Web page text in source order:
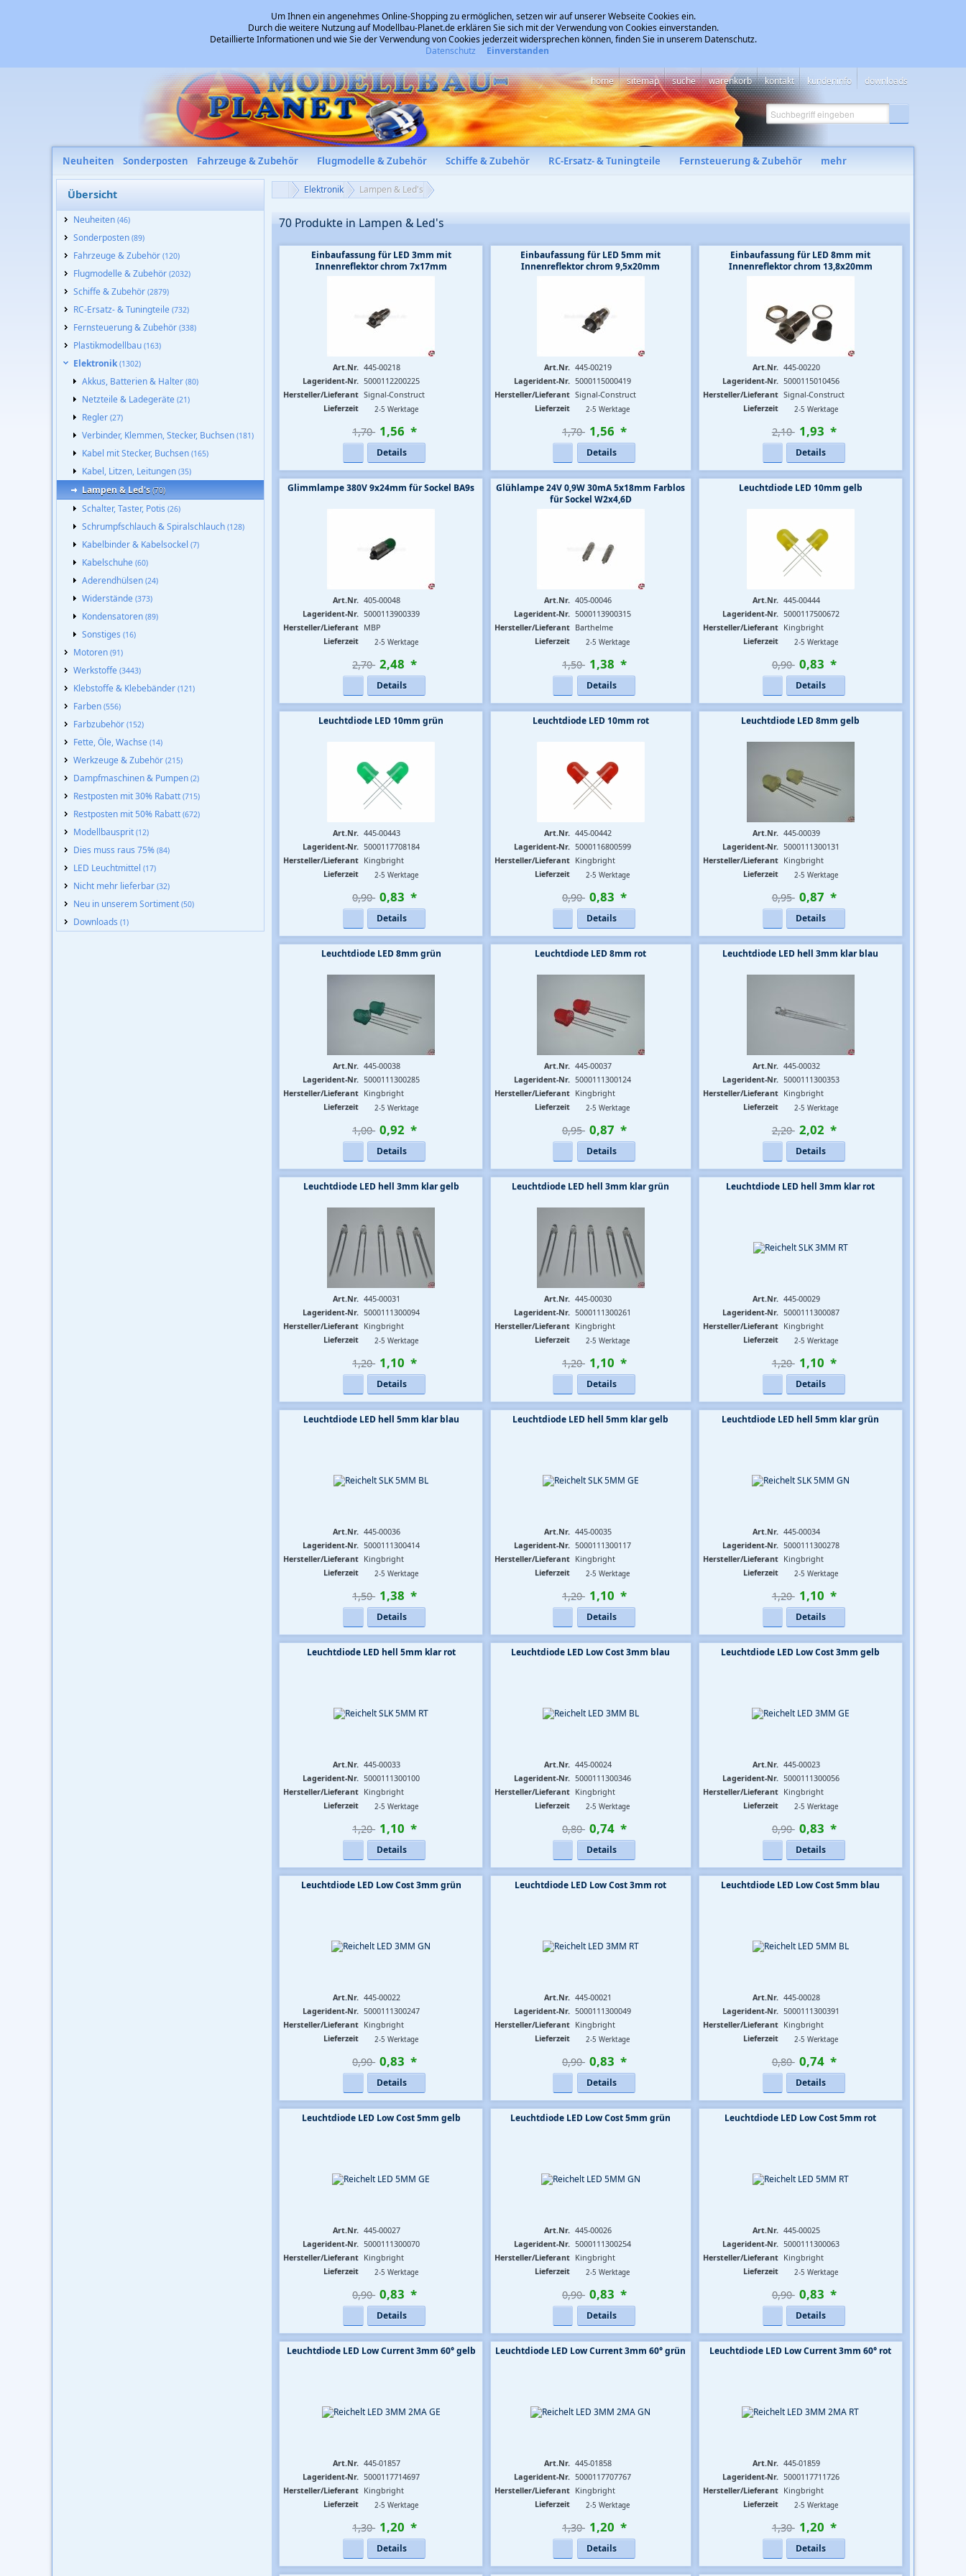
home sitemap suche warenkorb kontakt kundeninfo downloads
Neuheiten Sonderposten Fahrzeuge & Zubehör Flugmodelle & Zubehör Schiffe & Zubehör RC-Ersatz- & Tuningteile Fernsteuerung & Zubehör mehr
Übersicht
Neuheiten (46)
Sonderposten (89)
Fahrzeuge & Zubehör (120)
Flugmodelle & Zubehör (2032)
Schiffe & Zubehör (2879)
RC-Ersatz- & Tuningteile (732)
Fernsteuerung & Zubehör (338)
Plastikmodellbau (163)
Elektronik (1302)
Akkus, Batterien & Halter (80)
Netzteile & Ladegeräte (21)
Regler (27)
Verbinder, Klemmen, Stecker, Buchsen (181)
Kabel mit Stecker, Buchsen (165)
Kabel, Litzen, Leitungen (35)
Lampen & Led's (70)
Schalter, Taster, Potis (26)
Schrumpfschlauch & Spiralschlauch (128)
Kabelbinder & Kabelsockel (7)
Kabelschuhe (60)
Aderendhülsen (24)
Widerstände (373)
Kondensatoren (89)
Sonstiges (16)
Motoren (91)
Werkstoffe (3443)
Klebstoffe & Klebebänder (121)
Farben (556)
Farbzubehör (152)
Fette, Öle, Wachse (14)
Werkzeuge & Zubehör (215)
Dampfmaschinen & Pumpen (2)
Restposten mit 30% Rabatt (715)
Restposten mit 50% Rabatt (672)
Modellbausprit (12)
Dies muss raus 75% (84)
LED Leuchtmittel (17)
Nicht mehr lieferbar (32)
Neu in unserem Sortiment (50)
Downloads (1)
Um Ihnen ein angenehmes Online-Shopping zu ermöglichen, setzen wir auf unserer Webseite Cookies ein.
Durch die weitere Nutzung auf Modellbau-Planet.de erklären Sie sich mit der Verwendung von Cookies einverstanden.
Detaillierte Informationen und wie Sie der Verwendung von Cookies jederzeit widersprechen können, finden Sie in unserem Datenschutz.
Datenschutz
Einverstanden
Elektronik Lampen & Led's
70 Produkte in Lampen & Led's
Einbaufassung für LED 3mm mit
Innenreflektor chrom 7x17mm
Art.Nr. 445-00218
Lagerident-Nr. 5000112200225
Hersteller/Lieferant Signal-Construct
Lieferzeit
2-5 Werktage
1,70  1,56 *
Details
Einbaufassung für LED 5mm mit
Innenreflektor chrom 9,5x20mm
Art.Nr. 445-00219
Lagerident-Nr. 5000115000419
Hersteller/Lieferant Signal-Construct
Lieferzeit
2-5 Werktage
1,70  1,56 *
Details
Einbaufassung für LED 8mm mit
Innenreflektor chrom 13,8x20mm
Art.Nr. 445-00220
Lagerident-Nr. 5000115010456
Hersteller/Lieferant Signal-Construct
Lieferzeit
2-5 Werktage
2,10  1,93 *
Details
Glimmlampe 380V 9x24mm für Sockel BA9s
Art.Nr. 405-00048
Lagerident-Nr. 5000113900339
Hersteller/Lieferant MBP
Lieferzeit
2-5 Werktage
2,70  2,48 *
Details
Glühlampe 24V 0,9W 30mA 5x18mm Farblos
für Sockel W2x4,6D
Art.Nr. 405-00046
Lagerident-Nr. 5000113900315
Hersteller/Lieferant Barthelme
Lieferzeit
2-5 Werktage
1,50  1,38 *
Details
Leuchtdiode LED 10mm gelb
Art.Nr. 445-00444
Lagerident-Nr. 5000117500672
Hersteller/Lieferant Kingbright
Lieferzeit
2-5 Werktage
0,90  0,83 *
Details
Leuchtdiode LED 10mm grün
Art.Nr. 445-00443
Lagerident-Nr. 5000117708184
Hersteller/Lieferant Kingbright
Lieferzeit
2-5 Werktage
0,90  0,83 *
Details
Leuchtdiode LED 10mm rot
Art.Nr. 445-00442
Lagerident-Nr. 5000116800599
Hersteller/Lieferant Kingbright
Lieferzeit
2-5 Werktage
0,90  0,83 *
Details
Leuchtdiode LED 8mm gelb
Art.Nr. 445-00039
Lagerident-Nr. 5000111300131
Hersteller/Lieferant Kingbright
Lieferzeit
2-5 Werktage
0,95  0,87 *
Details
Leuchtdiode LED 8mm grün
Art.Nr. 445-00038
Lagerident-Nr. 5000111300285
Hersteller/Lieferant Kingbright
Lieferzeit
2-5 Werktage
1,00  0,92 *
Details
Leuchtdiode LED 8mm rot
Art.Nr. 445-00037
Lagerident-Nr. 5000111300124
Hersteller/Lieferant Kingbright
Lieferzeit
2-5 Werktage
0,95  0,87 *
Details
Leuchtdiode LED hell 3mm klar blau
Art.Nr. 445-00032
Lagerident-Nr. 5000111300353
Hersteller/Lieferant Kingbright
Lieferzeit
2-5 Werktage
2,20  2,02 *
Details
Leuchtdiode LED hell 3mm klar gelb
Art.Nr. 445-00031
Lagerident-Nr. 5000111300094
Hersteller/Lieferant Kingbright
Lieferzeit
2-5 Werktage
1,20  1,10 *
Details
Leuchtdiode LED hell 3mm klar grün
Art.Nr. 445-00030
Lagerident-Nr. 5000111300261
Hersteller/Lieferant Kingbright
Lieferzeit
2-5 Werktage
1,20  1,10 *
Details
Leuchtdiode LED hell 3mm klar rot
Art.Nr. 445-00029
Lagerident-Nr. 5000111300087
Hersteller/Lieferant Kingbright
Lieferzeit
2-5 Werktage
1,20  1,10 *
Details
Leuchtdiode LED hell 5mm klar blau
Art.Nr. 445-00036
Lagerident-Nr. 5000111300414
Hersteller/Lieferant Kingbright
Lieferzeit
2-5 Werktage
1,50  1,38 *
Details
Leuchtdiode LED hell 5mm klar gelb
Art.Nr. 445-00035
Lagerident-Nr. 5000111300117
Hersteller/Lieferant Kingbright
Lieferzeit
2-5 Werktage
1,20  1,10 *
Details
Leuchtdiode LED hell 5mm klar grün
Art.Nr. 445-00034
Lagerident-Nr. 5000111300278
Hersteller/Lieferant Kingbright
Lieferzeit
2-5 Werktage
1,20  1,10 *
Details
Leuchtdiode LED hell 5mm klar rot
Art.Nr. 445-00033
Lagerident-Nr. 5000111300100
Hersteller/Lieferant Kingbright
Lieferzeit
2-5 Werktage
1,20  1,10 *
Details
Leuchtdiode LED Low Cost 3mm blau
Art.Nr. 445-00024
Lagerident-Nr. 5000111300346
Hersteller/Lieferant Kingbright
Lieferzeit
2-5 Werktage
0,80  0,74 *
Details
Leuchtdiode LED Low Cost 3mm gelb
Art.Nr. 445-00023
Lagerident-Nr. 5000111300056
Hersteller/Lieferant Kingbright
Lieferzeit
2-5 Werktage
0,90  0,83 *
Details
Leuchtdiode LED Low Cost 3mm grün
Art.Nr. 445-00022
Lagerident-Nr. 5000111300247
Hersteller/Lieferant Kingbright
Lieferzeit
2-5 Werktage
0,90  0,83 *
Details
Leuchtdiode LED Low Cost 3mm rot
Art.Nr. 445-00021
Lagerident-Nr. 5000111300049
Hersteller/Lieferant Kingbright
Lieferzeit
2-5 Werktage
0,90  0,83 *
Details
Leuchtdiode LED Low Cost 5mm blau
Art.Nr. 445-00028
Lagerident-Nr. 5000111300391
Hersteller/Lieferant Kingbright
Lieferzeit
2-5 Werktage
0,80  0,74 *
Details
Leuchtdiode LED Low Cost 5mm gelb
Art.Nr. 445-00027
Lagerident-Nr. 5000111300070
Hersteller/Lieferant Kingbright
Lieferzeit
2-5 Werktage
0,90  0,83 *
Details
Leuchtdiode LED Low Cost 5mm grün
Art.Nr. 445-00026
Lagerident-Nr. 5000111300254
Hersteller/Lieferant Kingbright
Lieferzeit
2-5 Werktage
0,90  0,83 *
Details
Leuchtdiode LED Low Cost 5mm rot
Art.Nr. 445-00025
Lagerident-Nr. 5000111300063
Hersteller/Lieferant Kingbright
Lieferzeit
2-5 Werktage
0,90  0,83 *
Details
Leuchtdiode LED Low Current 3mm 60° gelb
Art.Nr. 445-01857
Lagerident-Nr. 5000117714697
Hersteller/Lieferant Kingbright
Lieferzeit
2-5 Werktage
1,30  1,20 *
Details
Leuchtdiode LED Low Current 3mm 60° grün
Art.Nr. 445-01858
Lagerident-Nr. 5000117707767
Hersteller/Lieferant Kingbright
Lieferzeit
2-5 Werktage
1,30  1,20 *
Details
Leuchtdiode LED Low Current 3mm 60° rot
Art.Nr. 445-01859
Lagerident-Nr. 5000117711726
Hersteller/Lieferant Kingbright
Lieferzeit
2-5 Werktage
1,30  1,20 *
Details